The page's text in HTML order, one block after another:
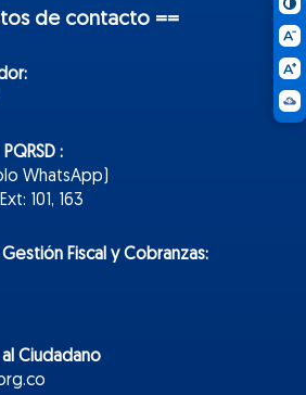
de contacto ==
:
WhatsApp)
101, 163
Fiscal y Cobranzas:
Ciudadano